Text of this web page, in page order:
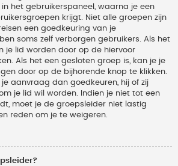
in het gebruikerspaneel, waarna je een
krijgt. Niet alle groepen zijn
een goedkeuring van je
soms zelf verborgen gebruikers. Als het
je lid worden door op de hiervoor
Als het een gesloten groep is, kan je je
door op de bijhorende knop te klikken.
aanvraag dan goedkeuren, hij of zij
je lid wil worden. Indien je niet tot een
moet je de groepsleider niet lastig
reden om je te weigeren.